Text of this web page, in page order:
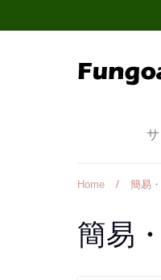
to
Home / 簡易
簡易